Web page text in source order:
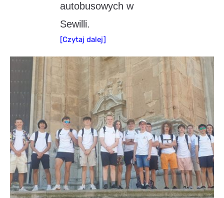
autobusowych w
Sewilli.
[Czytaj dalej]